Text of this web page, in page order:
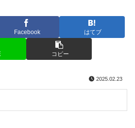
Facebook はてブ
コピー
2025.02.23